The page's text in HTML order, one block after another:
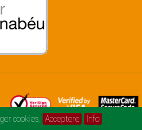
cookies, Acceptere Info
music.com 2026